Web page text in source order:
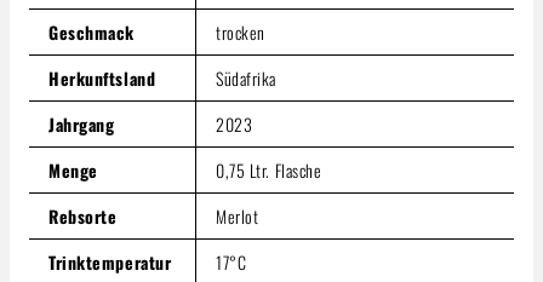
Geschmack
trocken
Herkunftsland
Südafrika
Jahrgang
2023
Menge
0,75 Ltr. Flasche
Rebsorte
Merlot
Trinktemperatur
17°C